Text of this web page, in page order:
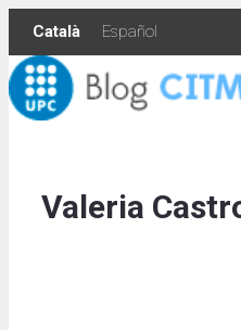
Skip
content
Català Español
Valeria